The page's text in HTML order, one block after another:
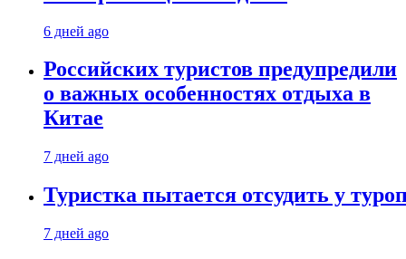
6 дней ago
Российских туристов предупредили
о важных особенностях отдыха в
Китае
7 дней ago
Туристка пытается отсудить у
7 дней ago